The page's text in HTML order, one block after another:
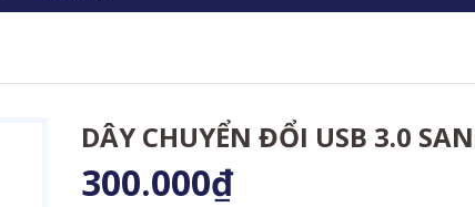
DÂY CHUYỂN ĐỔI USB 3.0
300.000₫